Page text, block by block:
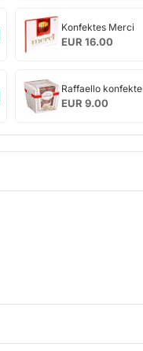
Konfektes
Merci
Konfektes Merci
EUR 16.00
Raffaello
konfektes
Raffaello
EUR 9.00